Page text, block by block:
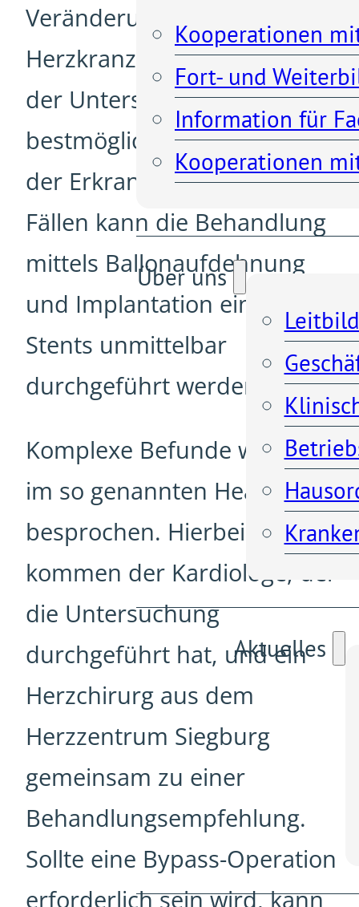
Kooperationen
Fort- und
Information für
Kooperationen
Über uns
Leitbild
Aktuelles
Veränderungen an den
Herzkranzgefäßen erkennt
der Untersucher, welche die
bestmögliche Behandlung
der Erkrankung ist. In vielen
Fällen kann die Behandlung
mittels Ballonaufdehnung
und Implantation eines
Stents unmittelbar
durchgeführt werden.
Komplexe Befunde werden
im so genannten Heart Team
besprochen. Hierbei
kommen der Kardiologe, der
die Untersuchung
durchgeführt hat, und ein
Herzchirurg aus dem
Herzzentrum Siegburg
gemeinsam zu einer
Behandlungsempfehlung.
Sollte eine Bypass-Operation
erforderlich sein wird, kann